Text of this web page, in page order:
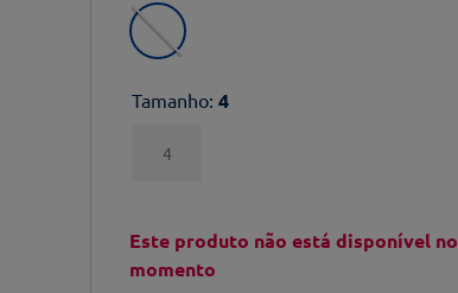
Tamanho: 4
4
Este produto não está disponível no
momento